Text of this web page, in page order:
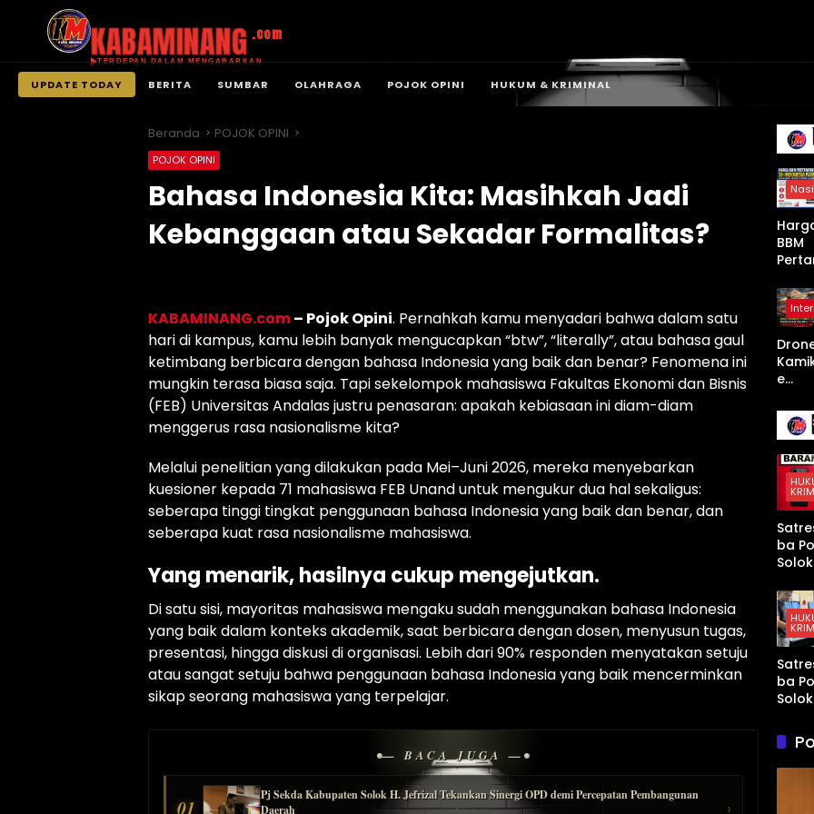
KABAMINANG .com
TERDEPAN DALAM MENGABARKAN
UPDATE TODAY BERITA SUMBAR OLAHRAGA POJOK OPINI HUKUM & KRIMINAL
Beranda POJOK OPINI
POJOK OPINI
Bahasa Indonesia Kita: Masihkah Jadi
Kebanggaan atau Sekadar Formalitas?
KABAMINANG.com– Pojok Opini. Pernahkah kamu menyadari bahwa dalam satu
hari di kampus, kamu lebih banyak mengucapkan “btw”, “literally”, atau bahasa gaul
ketimbang berbicara dengan bahasa Indonesia yang baik dan benar? Fenomena ini
mungkin terasa biasa saja. Tapi sekelompok mahasiswa Fakultas Ekonomi dan Bisnis
(FEB) Universitas Andalas justru penasaran: apakah kebiasaan ini diam-diam
menggerus rasa nasionalisme kita?
Melalui penelitian yang dilakukan pada Mei–Juni 2026, mereka menyebarkan
kuesioner kepada 71 mahasiswa FEB Unand untuk mengukur dua hal sekaligus:
seberapa tinggi tingkat penggunaan bahasa Indonesia yang baik dan benar, dan
seberapa kuat rasa nasionalisme mahasiswa.
Yang menarik, hasilnya cukup mengejutkan.
Di satu sisi, mayoritas mahasiswa mengaku sudah menggunakan bahasa Indonesia
yang baik dalam konteks akademik, saat berbicara dengan dosen, menyusun tugas,
presentasi, hingga diskusi di organisasi. Lebih dari 90% responden menyatakan setuju
atau sangat setuju bahwa penggunaan bahasa Indonesia yang baik mencerminkan
sikap seorang mahasiswa yang terpelajar.
— BACA JUGA —
01
Pj Sekda Kabupaten Solok H. Jefrizal Tekankan Sinergi OPD demi Percepatan Pembangunan
Daerah
›
BBM
a
Mulai
April
2026,
Non-
e
136
yang
t AS
an di
Teluk
Arab
ba
Solok
Sopir
di
ba
Solok